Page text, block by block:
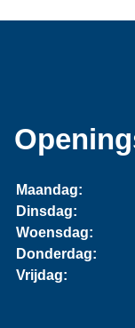
Maandag:
Dinsdag:
Woensdag:
Donderdag:
Vrijdag: